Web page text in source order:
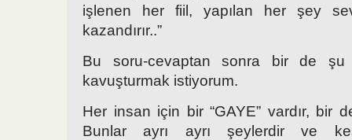
işlenen her fiil, yapılan her şey
kazandırır..”
Bu soru-cevaptan sonra bir de şu
kavuşturmak istiyorum.
Her insan için bir “GAYE” vardır, bir
Bunlar ayrı ayrı şeylerdir ve